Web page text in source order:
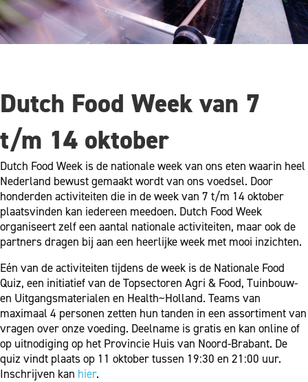
Dutch Food Week van 7
t/m 14 oktober
Dutch Food Week is de nationale week van ons eten waarin heel
Nederland bewust gemaakt wordt van ons voedsel. Door
honderden activiteiten die in de week van 7 t/m 14 oktober
plaatsvinden kan iedereen meedoen. Dutch Food Week
organiseert zelf een aantal nationale activiteiten, maar ook de
partners dragen bij aan een heerlijke week met mooi inzichten.
Eén van de activiteiten tijdens de week is de Nationale Food
Quiz, een initiatief van de Topsectoren Agri & Food, Tuinbouw-
en Uitgangsmaterialen en Health~Holland. Teams van
maximaal 4 personen zetten hun tanden in een assortiment van
vragen over onze voeding. Deelname is gratis en kan online of
op uitnodiging op het Provincie Huis van Noord-Brabant. De
quiz vindt plaats op 11 oktober tussen 19:30 en 21:00 uur.
Inschrijven kan hier.